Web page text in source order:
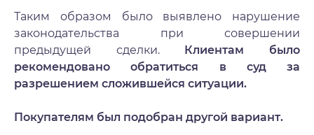
Таким образом было выявлено нарушение
законодательства при совершении
предыдущей сделки. Клиентам было
рекомендовано обратиться в суд за
разрешением сложившейся ситуации.
Покупателям был подобран другой вариант.